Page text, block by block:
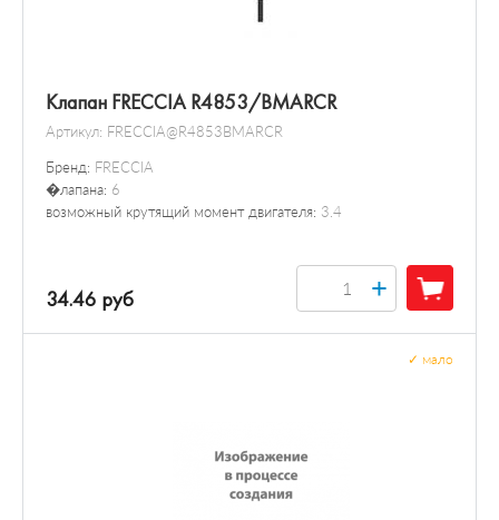
Клапан FRECCIA R4853/BMARCR
Артикул: FRECCIA@R4853BMARCR
Бренд: FRECCIA
�лапана: 6
возможный крутящий момент двигателя: 3.4
34.46 руб +
мало